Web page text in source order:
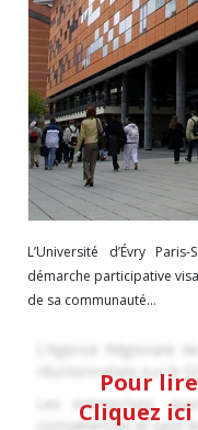
L’Université d’Évry
démarche participative
de sa communauté...
Pour
Cliquez